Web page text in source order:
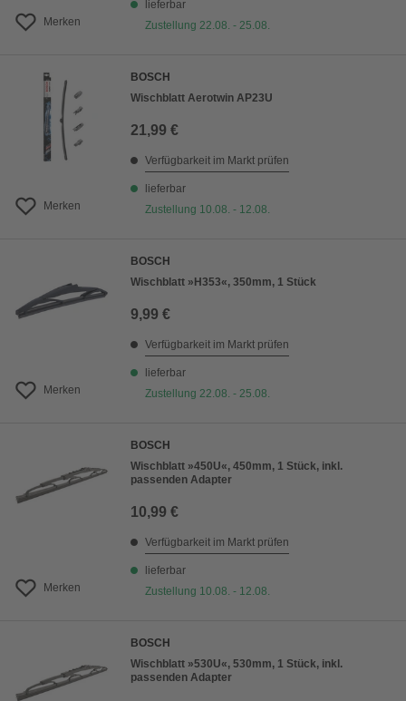
Merken
lieferbar
Zustellung 22.08. - 25.08.
Merken
BOSCH
Wischblatt Aerotwin AP23U
21,99 €
Verfügbarkeit im Markt prüfen
lieferbar
Zustellung 10.08. - 12.08.
Merken
BOSCH
Wischblatt »H353«, 350mm, 1 Stück
9,99 €
Verfügbarkeit im Markt prüfen
lieferbar
Zustellung 22.08. - 25.08.
Merken
BOSCH
Wischblatt »450U«, 450mm, 1 Stück, inkl.
passenden Adapter
10,99 €
Verfügbarkeit im Markt prüfen
lieferbar
Zustellung 10.08. - 12.08.
BOSCH
Wischblatt »530U«, 530mm, 1 Stück, inkl.
passenden Adapter